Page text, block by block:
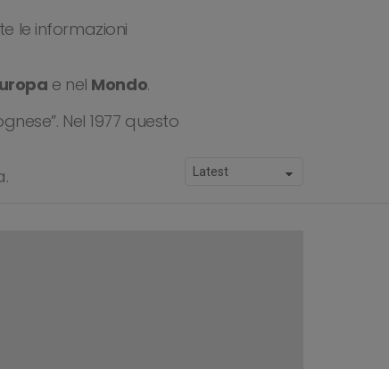
le informazioni
e nel Mondo.
Nel 1977 questo